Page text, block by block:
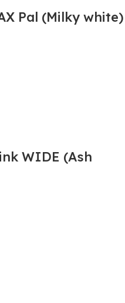
Pal (Milky white)
WIDE (Ash